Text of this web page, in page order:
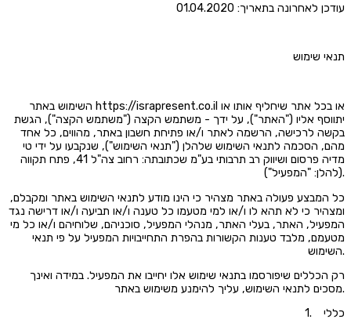
עודכן לאחרונה בתאריך: 01.04.2020
תנאי שימוש
השימוש באתר https://israpresent.co.il או בכל אתר שיחליף אותו או
יתווסף אליו ("האתר"), על ידך - משתמש הקצה ("משתמש הקצה"), הגשת
בקשה לרכישה, הרשמה לאתר ו/או פתיחת חשבון באתר, מהווים, כל אחד
מהם, הסכמה לתנאי השימוש שלהלן ("תנאי השימוש"), שנקבעו על ידי טי
מדיה פרסום ושיווק רב תרבותי בע"מ שכתובתה: רחוב צה"ל 41, פתח תקווה
(להלן: "המפעיל").
כל המבצע פעולה באתר מצהיר כי הינו מודע לתנאי השימוש באתר ומקבלם,
ומצהיר כי לא תהא לו ו/או למי מטעמו כל טענה ו/או תביעה ו/או דרישה נגד
המפעיל, האתר, בעלי האתר, מנהלי המפעיל, סוכניהם, שלוחיהם ו/או כל מי
מטעמם, מלבד טענות הקשורות בהפרת התחייבויות המפעיל על פי תנאי
השימוש.
רק הכללים שיפורסמו בתנאי שימוש אלו יחייבו את המפעיל. במידה ואינך
מסכים לתנאי השימוש, עליך להימנע משימוש באתר.
1. כללי